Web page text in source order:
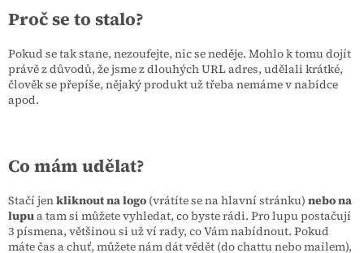
Proč se to stalo?
Pokud se tak stane, nezoufejte, nic se neděje. Mohlo k tomu dojít
právě z důvodů, že jsme z dlouhých URL adres, udělali krátké,
člověk se přepíše, nějaký produkt už třeba nemáme v nabídce
apod.
Co mám udělat?
Stačí jenkliknout na logo (vrátíte se na hlavní stránku) nebo na
lupua tam si můžete vyhledat, co byste rádi. Pro lupu postačují
3 písmena, většinou si už ví rady, co Vám nabídnout. Pokud
máte čas a chuť, můžete nám dát vědět (do chattu nebo mailem),